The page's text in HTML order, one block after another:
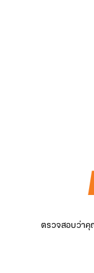
ตรวจสอบว่าคุ